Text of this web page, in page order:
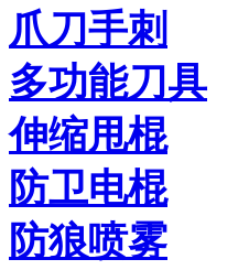
爪刀手刺
多功能刀具
伸缩甩棍
防卫电棍
防狼喷雾